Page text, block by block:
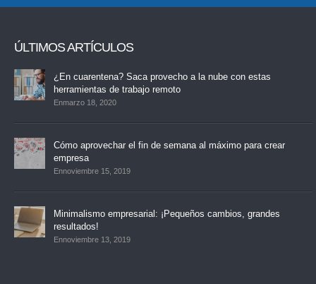
ÚLTIMOS ARTÍCULOS
¿En cuarentena? Saca provecho a la nube con estas
herramientas de trabajo remoto
Enmarzo 18, 2020
Cómo aprovechar el fin de semana al máximo para crear
empresa
Ennoviembre 15, 2019
Minimalismo empresarial: ¡Pequeños cambios, grandes
resultados!
Ennoviembre 13, 2019